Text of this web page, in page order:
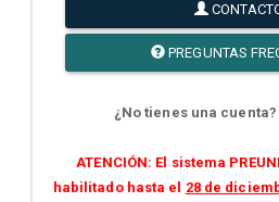
PREGUNTAS
¿No tienes una cuenta?
ATENCIÓN: El sistema
habilitado hasta el 28 de